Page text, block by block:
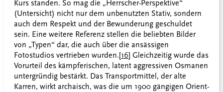
Kurs standen. So mag die „Herrscher-Perspektive“
(Untersicht) nicht nur dem unbenutzten Stativ, sondern
auch dem Respekt und der Bewunderung geschuldet
sein. Eine weitere Referenz stellen die beliebten Bilder
von „Typen“ dar, die auch über die ansässigen
Fotostudios vertrieben wurden.[16] Gleichzeitig wurde das
Vorurteil des kämpferischen, latent aggressiven Osmanen
untergründig bestärkt. Das Transportmittel, der alte
Karren, wirkt archaisch, was die um 1900 gängigen Orient-